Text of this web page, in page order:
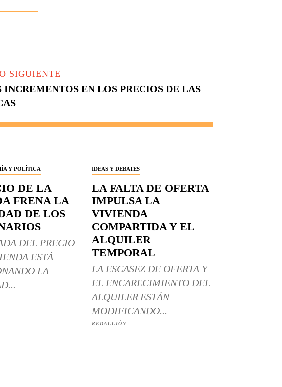
SIGUIENTE
INCREMENTOS EN LOS PRECIOS DE LAS
Y POLÍTICA
DE LA
FRENA LA
DE LOS
DEL PRECIO
ESTÁ
LA
IDEAS Y DEBATES
LA FALTA DE OFERTA
IMPULSA LA
VIVIENDA
COMPARTIDA Y EL
ALQUILER
TEMPORAL
LA ESCASEZ DE OFERTA Y
EL ENCARECIMIENTO DEL
ALQUILER ESTÁN
MODIFICANDO...
REDACCIÓN